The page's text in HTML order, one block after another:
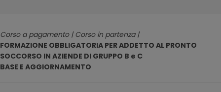
Corso a pagamento | Corso in partenza |
FORMAZIONE OBBLIGATORIA PER ADDETTO AL PRONTO
SOCCORSO IN AZIENDE DI GRUPPO B e C
BASE E AGGIORNAMENTO